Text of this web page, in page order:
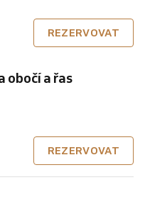
REZERVOVAT
obočí a řas
REZERVOVAT